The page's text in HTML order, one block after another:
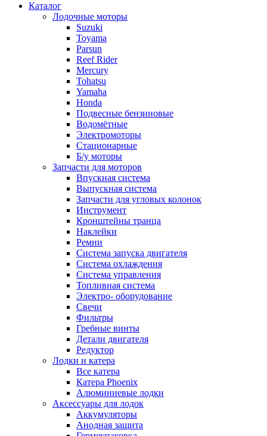
Каталог
Лодочные моторы
Suzuki
Toyama
Parsun
Reef Rider
Mercury
Tohatsu
Yamaha
Honda
Подвесные бензиновые
Водомётные
Электромоторы
Стационарные
Б/у моторы
Запчасти для моторов
Впускная система
Выпускная система
Запчасти для угловых колонок
Инструмент
Кронштейны транца
Наклейки
Ремни
Система запуска двигателя
Система охлаждения
Система управления
Топливная система
Электро- оборудование
Свечи
Фильтры
Гребные винты
Детали двигателя
Редуктор
Лодки и катера
Все катера
Катера Phoenix
Алюминиевые лодки
Аксессуары для лодок
Аккумуляторы
Анодная защита